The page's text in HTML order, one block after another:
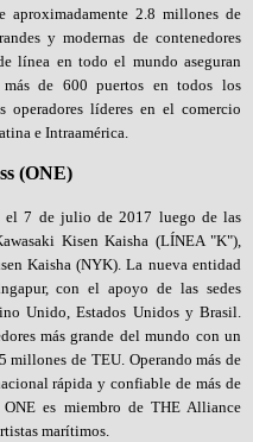
aproximadamente 2.8 millones de
y modernas de contenedores
línea en todo el mundo aseguran
de 600 puertos en todos los
líderes en el comercio
e Intraamérica.
(ONE)
el 7 de julio de 2017 luego de las
Kisen Kaisha (LÍNEA "K"),
Kaisha (NYK). La nueva entidad
con el apoyo de las sedes
Unido, Estados Unidos y Brasil.
más grande del mundo con un
millones de TEU. Operando más de
rápida y confiable de más de
es miembro de THE Alliance
marítimos.